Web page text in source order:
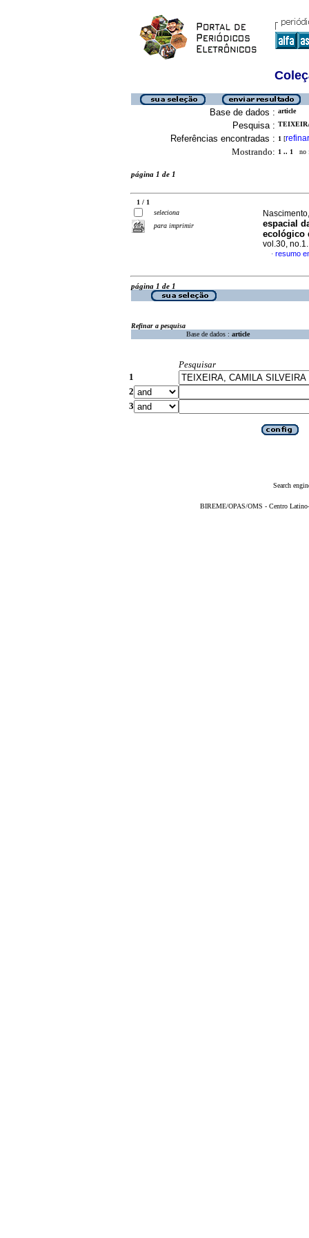
Base de dados : article
Pesquisa :
Referências encontradas : 1 [refinar
Mostrando: 1 .. 1 no
página 1 de 1
1 / 1
seleciona
para imprimir
espacial
ecológico
vol.30,
· resumo
página 1 de 1
Refinar a pesquisa
Base de dados : article
Pesquisar
1
2
3
Search
BIREME/OPAS/OMS - Centro Latino-